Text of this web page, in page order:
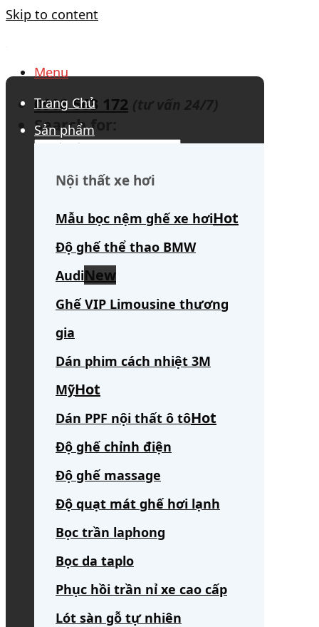
Skip to content
Menu
0908 563 172 (tư vấn 24/7)
Search for:
Trang Chủ
Sản phẩm
Nội thất xe hơi
Mẫu bọc nệm ghế xe hơi
Độ ghế thể thao BMW
Audi
Ghế VIP Limousine thương
gia
Dán phim cách nhiệt 3M
Mỹ
Dán PPF nội thất ô tô
Độ ghế chỉnh điện
Độ ghế massage
Độ quạt mát ghế hơi lạnh
Bọc trần laphong
Bọc da taplo
Phục hồi trần nỉ xe cao cấp
Lót sàn gỗ tự nhiên